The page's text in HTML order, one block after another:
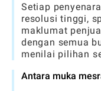
Setiap
resolusi tinggi,
maklumat
dengan semua
menilai pilihan
Antara muka